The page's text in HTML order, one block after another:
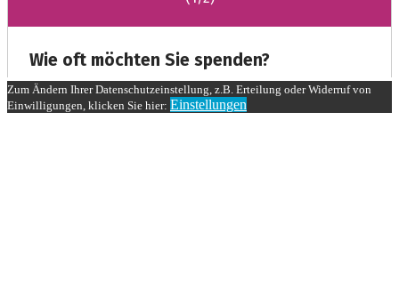
Zum Ändern Ihrer Datenschutzeinstellung, z.B. Erteilung oder Widerruf von
Einwilligungen, klicken Sie hier: Einstellungen